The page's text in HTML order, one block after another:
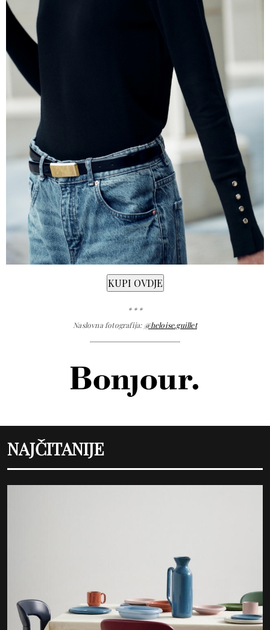
* * *
Naslovna fotografija: @heloise.guillet
NAJČITANIJE